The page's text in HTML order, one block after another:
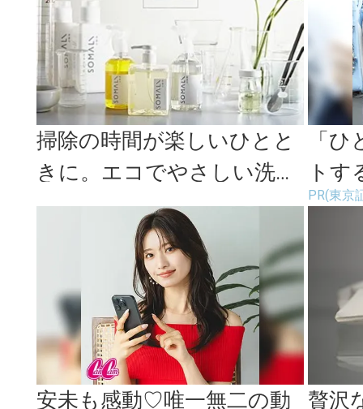
掃除の時間が楽しいひとと
きに。エコでやさしい洗剤
「SOMALI」
「
トす
PR(東京
安未も感動♡唯一無二の動 贅沢